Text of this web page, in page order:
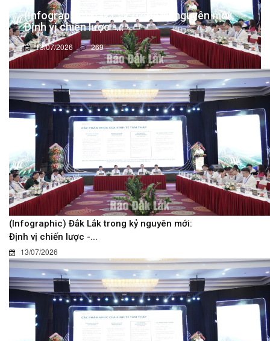
(Infographic) Đắk Lắk trong kỷ nguyên mới:
Định vị chiến lược -...
13/07/2026 269
(Infographic) Đắk Lắk trong kỷ nguyên mới:
Định vị chiến lược -...
13/07/2026